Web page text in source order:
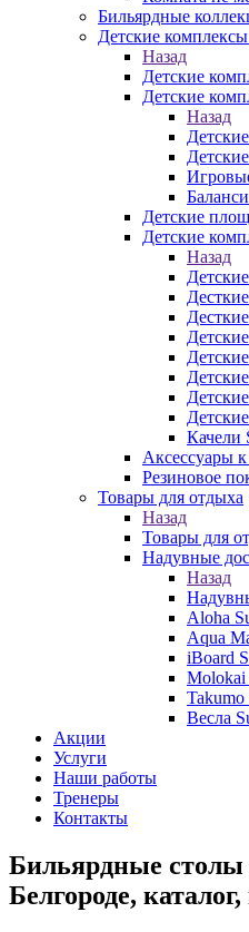
Бильярдные
Детские
Назад
Детские
Детские
Назад
Детские
Детские
Назад
Качели
Аксессуары
Резиновое
Товары для отдыха
Назад
Товары для
Надувные
Назад
Aloha
Aqua
iBoard
Molokai
Takumo
Весла
Акции
Услуги
Наши работы
Тренеры
Контакты
Бильярдные столы
Белгороде,